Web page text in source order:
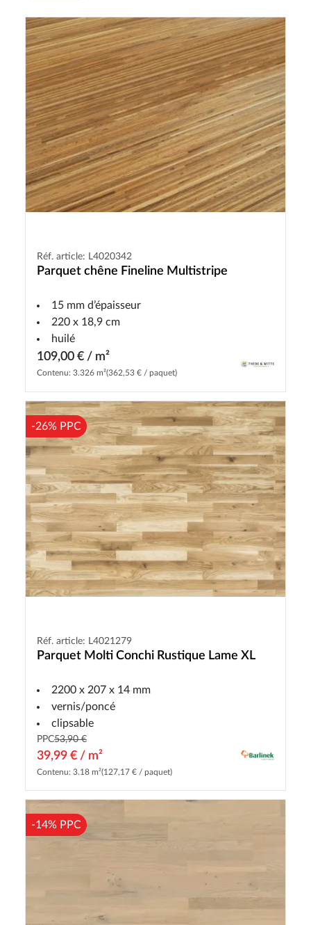
Réf. article: L4020342
Parquet chêne Fineline Multistripe
15 mm d’épaisseur
220 x 18,9 cm
huilé
109,00 € / m²
Contenu: 3.326 m²(362,53 € / paquet)
-26% PPC
Réf. article: L4021279
Parquet Molti Conchi Rustique Lame XL
2200 x 207 x 14 mm
vernis/poncé
clipsable
PPC53,90 €
39,99 € / m²
Contenu: 3.18 m²(127,17 € / paquet)
-14% PPC